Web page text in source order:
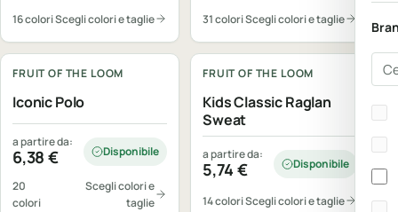
16 coloriScegli colori e taglie 31 coloriScegli colori e taglie
FRUIT OF THE LOOM
Iconic Polo
a partire da:
6,38€ Disponibile
20
colori
Scegli colori e
taglie
FRUIT OF THE LOOM
Kids Classic Raglan
Sweat
a partire da:
5,74€ Disponibile
14 coloriScegli colori e taglie